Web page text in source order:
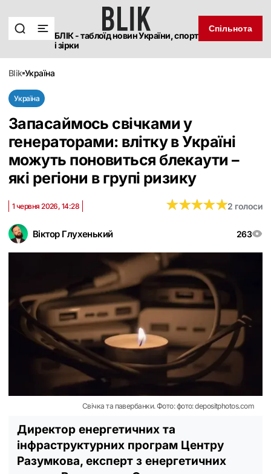
БЛІК - таблоїд новин України, спорт
і зірки
Спільнота
blik україна
Україна
Запасаймось свічками у
генераторами: влітку в Україні
можуть поновиться блекаути –
які регіони в групі ризику
Віктор Глухенький 263
1 червня 2026, 14:28 ★★★★★
★★★★★2 голоси
Свічка та павербанки. Фото: фото: depositphotos.com
Директор енергетичних та
інфраструктурних програм Центру
Разумкова, експерт з енергетичних